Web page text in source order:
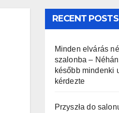
RECENT POSTS
Minden elvárás
szalonba –
később mindenki
kérdezte
Przyszła do